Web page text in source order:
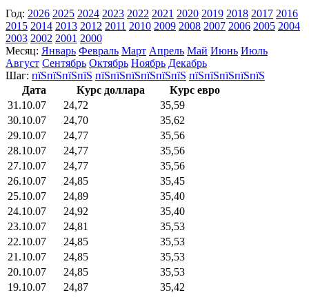
Год: 2026 2025 2024 2023 2022 2021 2020 2019 2018 2017 2016
2015 2014 2013 2012 2011 2010 2009 2008 2007 2006 2005 2004
2003 2002 2001 2000
Месяц: Январь Февраль Март Апрель Май Июнь Июль
Август Сентябрь Октябрь Ноябрь Декабрь
Шаг: пїЅпїЅпїЅпїЅ пїЅпїЅпїЅпїЅпїЅпїЅ пїЅпїЅпїЅпїЅпїЅ
Дата
Курс доллара
Курс евро
31.10.07
24,72
35,59
30.10.07
24,70
35,62
29.10.07
24,77
35,56
28.10.07
24,77
35,56
27.10.07
24,77
35,56
26.10.07
24,85
35,45
25.10.07
24,89
35,40
24.10.07
24,92
35,40
23.10.07
24,81
35,53
22.10.07
24,85
35,53
21.10.07
24,85
35,53
20.10.07
24,85
35,53
19.10.07
24,87
35,42